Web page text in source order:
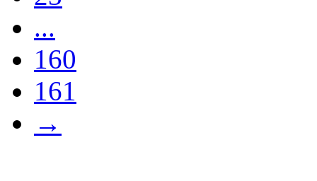
...
160
161
→